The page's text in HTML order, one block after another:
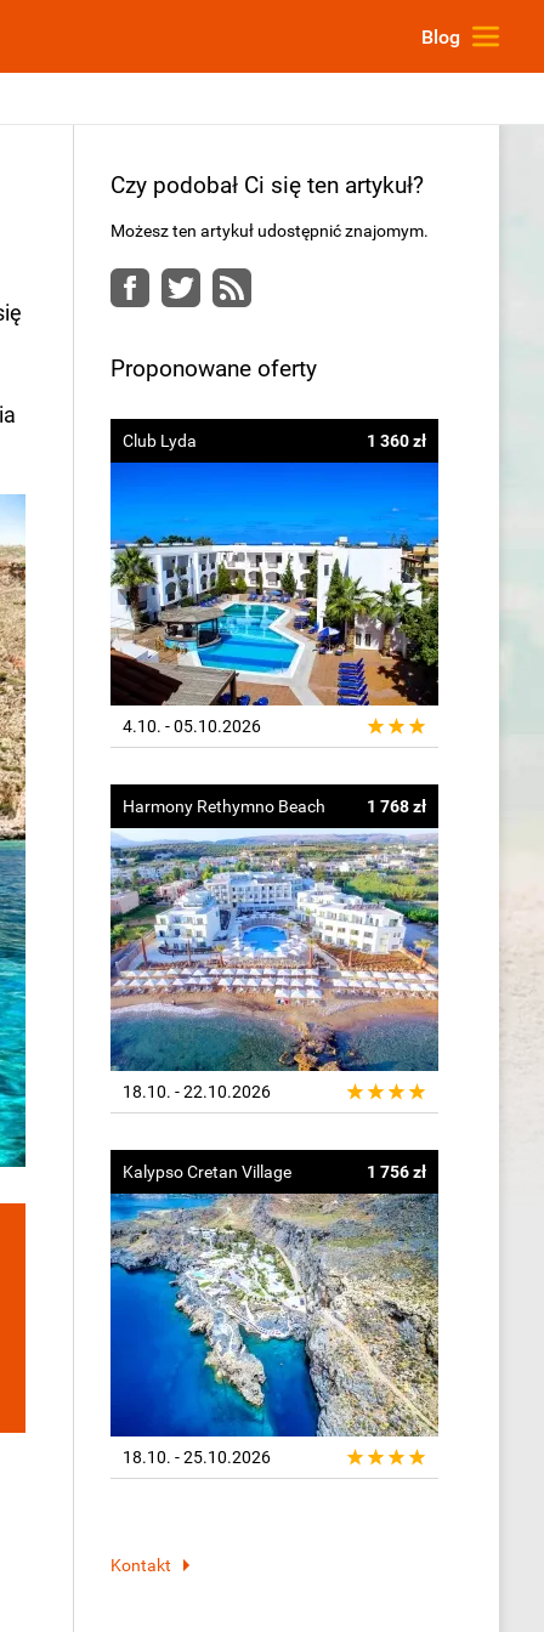
Blog
Czy podobał Ci się ten artykuł?
Możesz ten artykuł udostępnić znajomym.
Facebook
Twitter
RSS
Proponowane oferty
Club Lyda 1 360 zł
4.10. - 05.10.2026
Harmony Rethymno Beach 1 768 zł
18.10. - 22.10.2026
Kalypso Cretan Village 1 756 zł
18.10. - 25.10.2026
Kontakt